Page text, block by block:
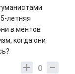
летняя
в ментов
когда они
0